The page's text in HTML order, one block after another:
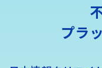
プラ